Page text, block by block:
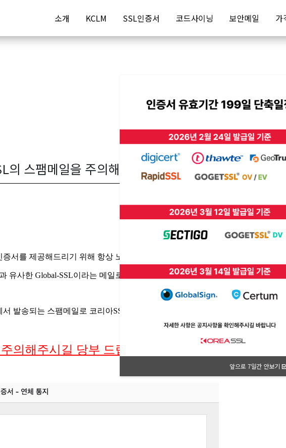
소개 KCLM SSL인증서 코드사이닝 보안메일 가
의 스팸메일을 주의해주세요!
앞으로 7일간 안보기